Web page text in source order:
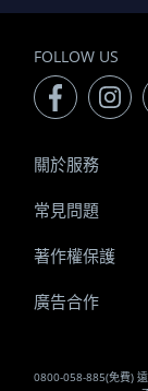
FOLLOW US
0800-058-885(免費)
關於服務
常見問題
著作權保護
廣告合作